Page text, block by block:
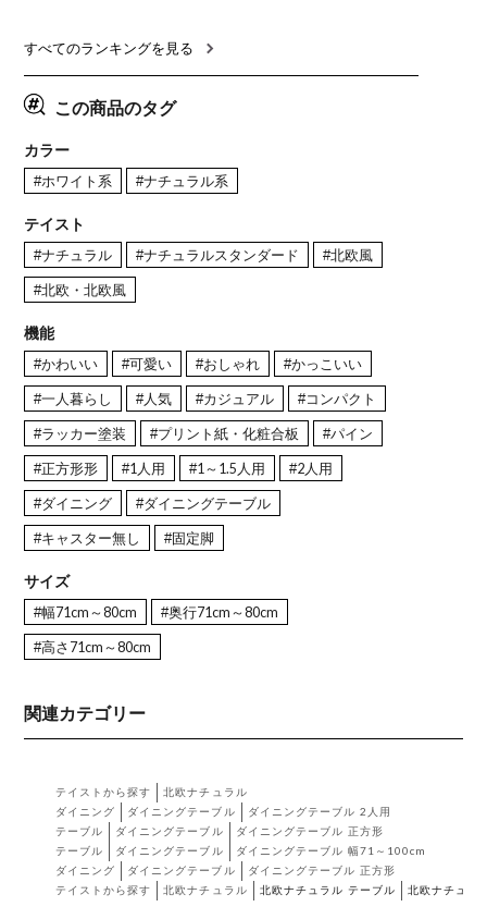
リア風 グレージュ
すべてのランキングを見る
この商品のタグ
カラー
#ホワイト系 #ナチュラル系
テイスト
#ナチュラル #ナチュラルスタンダード #北欧風
#北欧・北欧風
機能
#かわいい #可愛い #おしゃれ #かっこいい
#一人暮らし #人気 #カジュアル #コンパクト
#ラッカー塗装 #プリント紙・化粧合板 #パイン
#正方形形 #1人用 #1～1.5人用 #2人用
#ダイニング #ダイニングテーブル
#キャスター無し #固定脚
サイズ
#幅71cm～80cm #奥行71cm～80cm
#高さ71cm～80cm
関連カテゴリー
テイストから探す
北欧ナチュラル
ダイニング
ダイニングテーブル
ダイニングテーブル 2人用
テーブル
ダイニングテーブル
ダイニングテーブル 正方形
テーブル
ダイニングテーブル
ダイニングテーブル 幅71～100cm
ダイニング
ダイニングテーブル
ダイニングテーブル 正方形
テイストから探す
北欧ナチュラル 北欧ナチュラル テーブル 北欧ナチュラ